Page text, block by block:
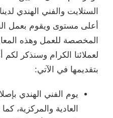
الستلايت والفني الهندي
أعلى مستوى ويقوم بعمل
المخصصة للعمل وهذه
لعملائنا الكرام وسنذكر
بتقديمها في الآتي:
يوم الفني الهندي
العادية والمركزية،